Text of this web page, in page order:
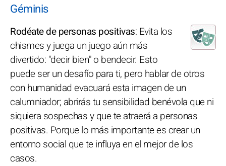
Géminis
Rodéate de personas positivas: Evita los
chismes y juega un juego aún más
divertido: "decir bien" o bendecir. Esto
puede ser un desafío para ti, pero hablar de otros
con humanidad evacuará esta imagen de un
calumniador; abrirás tu sensibilidad benévola que ni
siquiera sospechas y que te atraerá a personas
positivas. Porque lo más importante es crear un
entorno social que te influya en el mejor de los
casos.